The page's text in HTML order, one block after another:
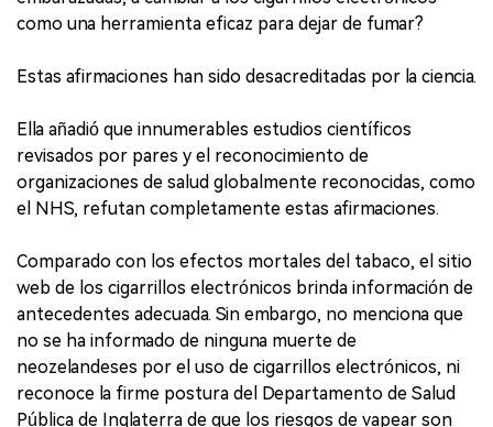
como una herramienta eficaz para dejar de fumar?
Estas afirmaciones han sido desacreditadas por la ciencia.
Ella añadió que innumerables estudios científicos
revisados por pares y el reconocimiento de
organizaciones de salud globalmente reconocidas, como
el NHS, refutan completamente estas afirmaciones.
Comparado con los efectos mortales del tabaco, el sitio
web de los cigarrillos electrónicos brinda información de
antecedentes adecuada. Sin embargo, no menciona que
no se ha informado de ninguna muerte de
neozelandeses por el uso de cigarrillos electrónicos, ni
reconoce la firme postura del Departamento de Salud
Pública de Inglaterra de que los riesgos de vapear son